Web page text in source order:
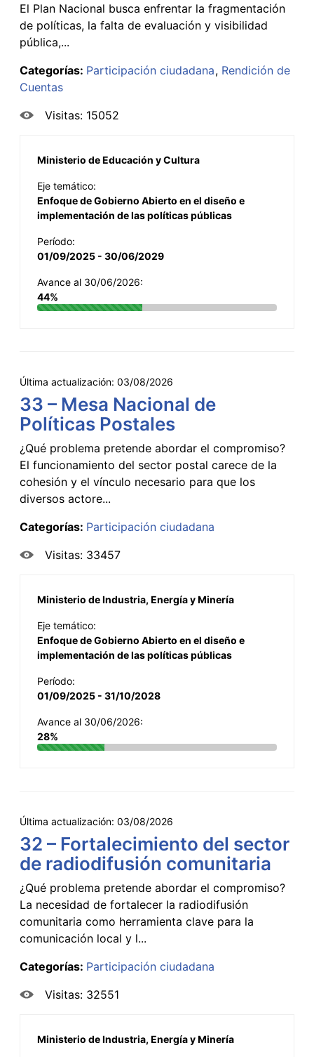
El Plan Nacional busca enfrentar la fragmentación
de políticas, la falta de evaluación y visibilidad
pública,...
Categorías: Participación ciudadana Rendición de
Cuentas
Visitas: 15052
Ministerio de Educación y Cultura
Eje temático:
Enfoque de Gobierno Abierto en el diseño e
implementación de las políticas públicas
Período:
01/09/2025 - 30/06/2029
Avance al 30/06/2026:
44%
Última actualización: 03/08/2026
33 – Mesa Nacional de
Políticas Postales
¿Qué problema pretende abordar el compromiso?
El funcionamiento del sector postal carece de la
cohesión y el vínculo necesario para que los
diversos actore...
Categorías: Participación ciudadana
Visitas: 33457
Ministerio de Industria, Energía y Minería
Eje temático:
Enfoque de Gobierno Abierto en el diseño e
implementación de las políticas públicas
Período:
01/09/2025 - 31/10/2028
Avance al 30/06/2026:
28%
Última actualización: 03/08/2026
32 – Fortalecimiento del sector
de radiodifusión comunitaria
¿Qué problema pretende abordar el compromiso?
La necesidad de fortalecer la radiodifusión
comunitaria como herramienta clave para la
comunicación local y l...
Categorías: Participación ciudadana
Visitas: 32551
Ministerio de Industria, Energía y Minería